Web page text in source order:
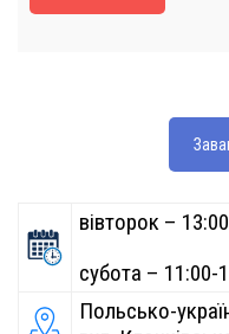
вівторок –
субота – 11:00-
Польсько-